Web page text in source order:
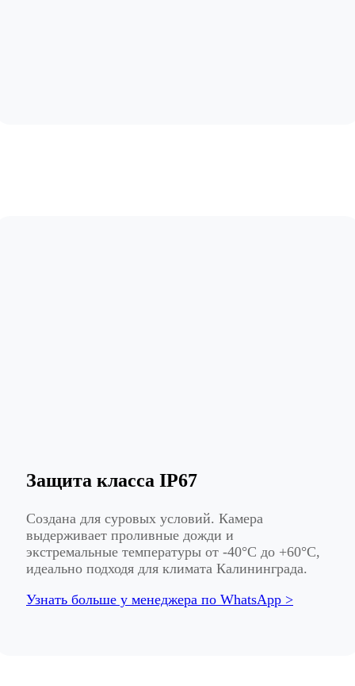
Защита класса IP67
Создана для суровых условий. Камера
выдерживает проливные дожди и
экстремальные температуры от -40°C до +60°C,
идеально подходя для климата Калининграда.
Узнать больше у менеджера по WhatsApp >